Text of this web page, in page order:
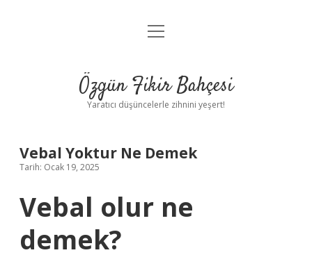
Anasayfa
Yasal Uyarı
menüyü
Özgün Fikir Bahçesi
Yaratıcı düşüncelerle zihnini yeşert!
Vebal Yoktur Ne Demek
Tarih: Ocak 19, 2025
Vebal olur ne
demek?